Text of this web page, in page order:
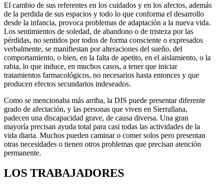
El cambio de sus referentes en los cuidados y en los afectos, además
de la perdida de sus espacios y todo lo que conforma el desarrollo
desde la infancia, provoca problemas de adaptación a la nueva vida.
Los sentimientos de soledad, de abandono o de tristeza por las
pérdidas, no sentidos por todos de forma consciente o expresados
verbalmente, se manifiestan por alteraciones del sueño, del
comportamiento, o bien, en la falta de apetito, en el aislamiento, o la
rabia, lo que induce, en muchos casos, a tener que iniciar
tratamientos farmacológicos, no necesarios hasta entonces y que
producen efectos secundarios indeseados.
Como se mencionaba más arriba, la DIS puede presentar diferente
grado de afectación, y las personas que viven en Sierrallana,
padecen una discapacidad grave, de causa diversa. Una gran
mayoría precisan ayuda total para casi todas las actividades de la
vida diaria. Muchos pueden caminar o comer solos pero presentan
otras necesidades o tienen otros problemas que precisan atención
permanente.
LOS TRABAJADORES